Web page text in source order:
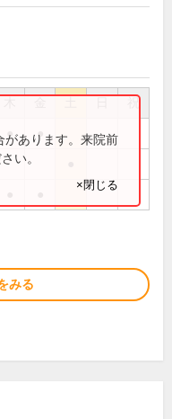
祝
● ●
があります。来院前
い。
×閉じる
みる